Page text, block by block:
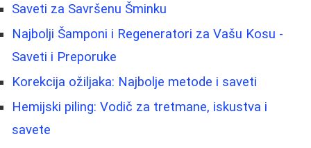
Saveti za Savršenu Šminku
Najbolji Šamponi i Regeneratori za Vašu Kosu -
Saveti i Preporuke
Korekcija ožiljaka: Najbolje metode i saveti
Hemijski piling: Vodič za tretmane, iskustva i
savete